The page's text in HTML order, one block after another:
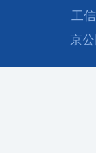
工
京